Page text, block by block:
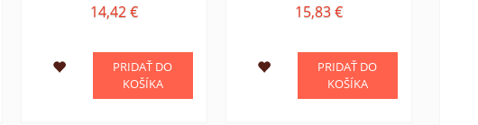
14,42 €
PRIDAŤ DO
KOŠÍKA
15,83 €
PRIDAŤ DO
KOŠÍKA